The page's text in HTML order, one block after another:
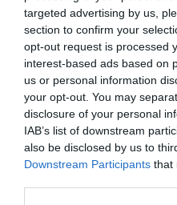
targeted advertising by us,
section to confirm your
opt-out request is processed
interest-based ads based on
us or personal information
your opt-out. You may
disclosure of your personal
IAB’s list of downstream
also be disclosed by us to
Downstream Participants that
Hotel